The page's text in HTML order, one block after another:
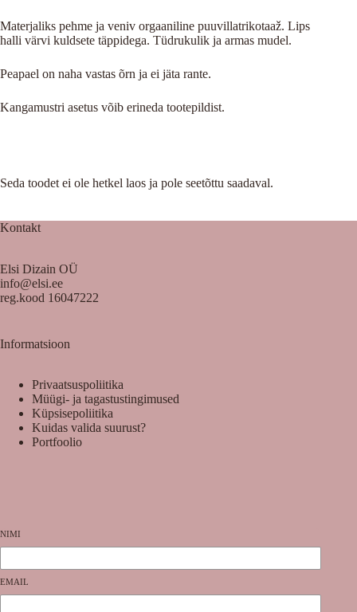
Materjaliks pehme ja veniv orgaaniline puuvillatrikotaaž. Lips
halli värvi kuldsete täppidega. Tüdrukulik ja armas mudel.
Peapael on naha vastas õrn ja ei jäta rante.
Kangamustri asetus võib erineda tootepildist.
Seda toodet ei ole hetkel laos ja pole seetõttu saadaval.
Kontakt
Elsi Dizain OÜ
info@elsi.ee
reg.kood 16047222
Informatsioon
Privaatsuspoliitika
Müügi- ja tagastustingimused
Küpsisepoliitika
Kuidas valida suurust?
Portfoolio
NIMI
EMAIL